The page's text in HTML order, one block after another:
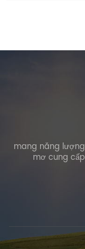
HDPE, nó đã
nghiệm hấp thụ
tím, v.v. Hơn
chịu lực kéo cao
so với các sản
Áp dụng thiết
mới trong phao
hàng kép trong
mặt hoặc đối
hiệu quả của
đặt và phát điện
Hơn nữa, nó có
phí.
mang năng
mơ cung